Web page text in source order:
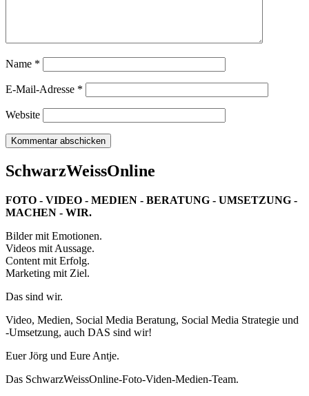
Name *
E-Mail-Adresse *
Website
SchwarzWeissOnline
FOTO - VIDEO - MEDIEN - BERATUNG - UMSETZUNG -
MACHEN - WIR.
Bilder mit Emotionen.
Videos mit Aussage.
Content mit Erfolg.
Marketing mit Ziel.
Das sind wir.
Video, Medien, Social Media Beratung, Social Media Strategie und
-Umsetzung, auch DAS sind wir!
Euer Jörg und Eure Antje.
Das SchwarzWeissOnline-Foto-Viden-Medien-Team.